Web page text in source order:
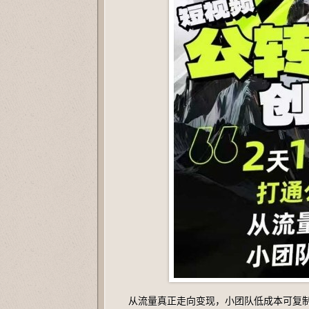
从流量真正走向变现，小团队低成本可复